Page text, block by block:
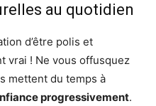
au quotidien
d’être polis et
vrai ! Ne vous offusquez
mettent du temps à
progressivement.